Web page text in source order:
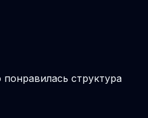
структура